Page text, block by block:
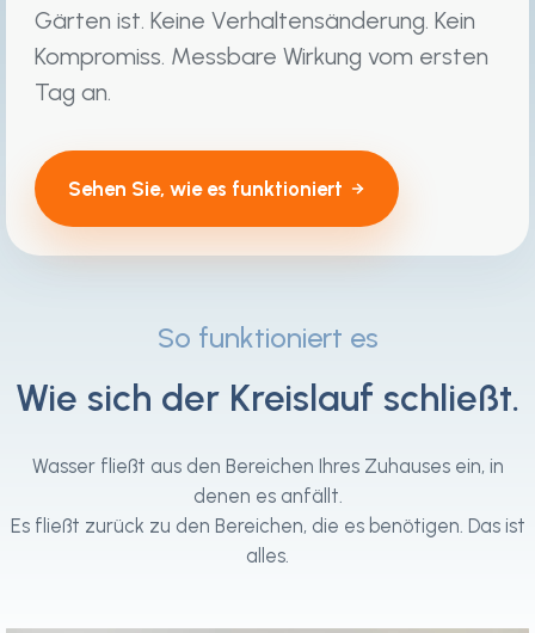
Gärten ist. Keine Verhaltensänderung. Kein
Kompromiss. Messbare Wirkung vom ersten
Tag an.
Sehen Sie, wie es funktioniert
So funktioniert es
Wie sich der Kreislauf schließt.
Wasser fließt aus den Bereichen Ihres Zuhauses ein, in
denen es anfällt.
Es fließt zurück zu den Bereichen, die es benötigen. Das ist
alles.